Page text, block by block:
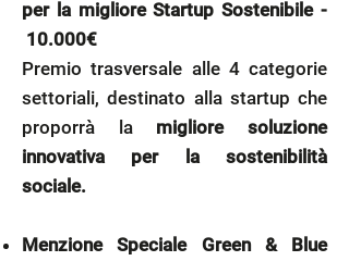
per la migliore Startup Sostenibile -
10.000€
Premio trasversale alle 4 categorie
settoriali, destinato alla startup che
proporrà la migliore soluzione
innovativa per la sostenibilità
sociale.
Menzione Speciale Green & Blue